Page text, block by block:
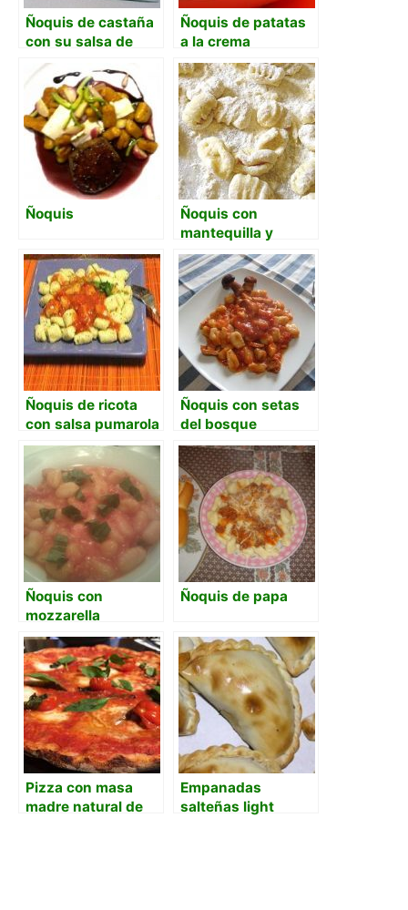
Ñoquis de castaña
con su salsa de
ceps y brunoise de
apio
Ñoquis de patatas
a la crema
Ñoquis
Ñoquis con
mantequilla y
parmesano
Ñoquis de ricota
con salsa pumarola
Ñoquis con setas
del bosque
Ñoquis con
mozzarella
Ñoquis de papa
Pizza con masa
madre natural de
Empanadas
salteñas light